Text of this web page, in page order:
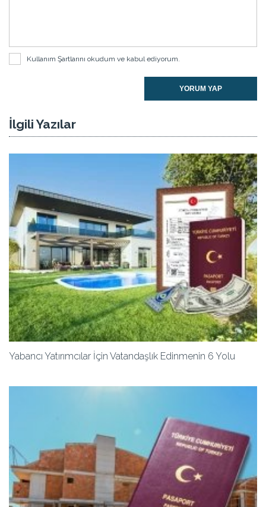
Kullanım Şartlarını okudum ve kabul ediyorum.
YORUM YAP
İlgili Yazılar
Yabancı Yatırımcılar İçin Vatandaşlık Edinmenin 6 Yolu